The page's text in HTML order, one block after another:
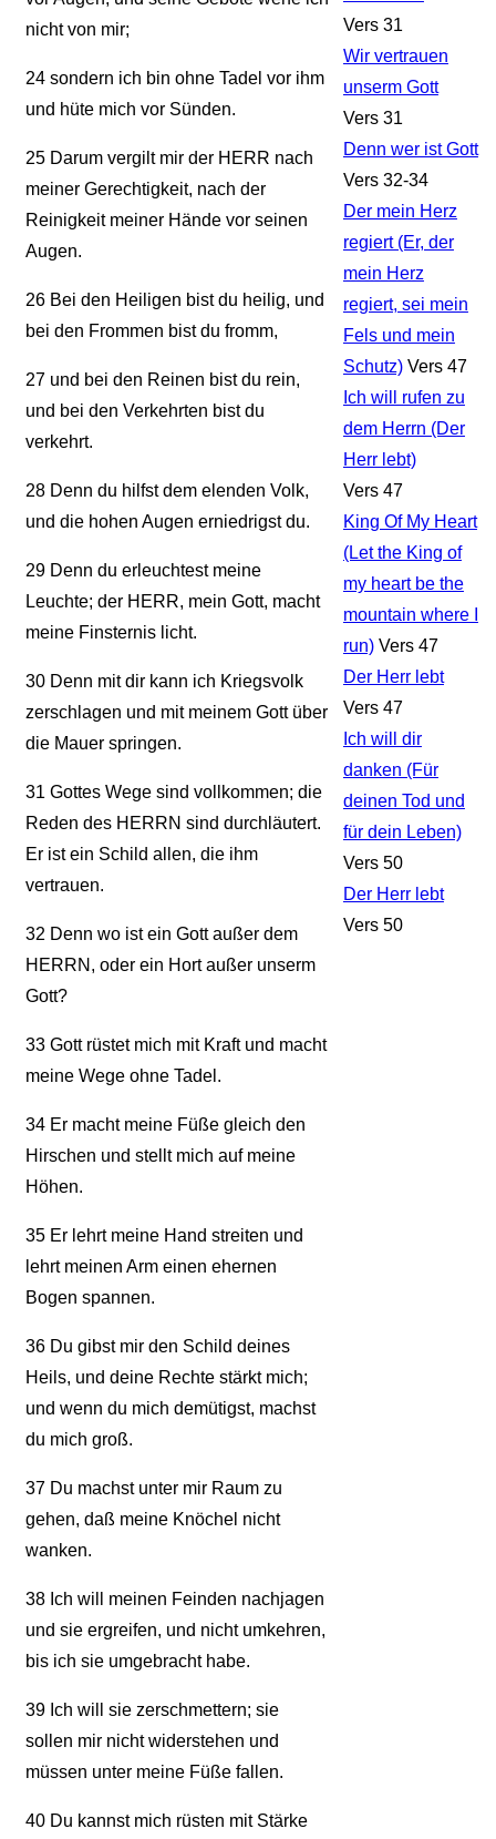
nicht von mir;
24sondern ich bin ohne Tadel vor ihm
und hüte mich vor Sünden.
25Darum vergilt mir der HERR nach
meiner Gerechtigkeit, nach der
Reinigkeit meiner Hände vor seinen
Augen.
26Bei den Heiligen bist du heilig, und
bei den Frommen bist du fromm,
27und bei den Reinen bist du rein,
und bei den Verkehrten bist du
verkehrt.
28Denn du hilfst dem elenden Volk,
und die hohen Augen erniedrigst du.
29Denn du erleuchtest meine
Leuchte; der HERR, mein Gott, macht
meine Finsternis licht.
30Denn mit dir kann ich Kriegsvolk
zerschlagen und mit meinem Gott über
die Mauer springen.
31 Gottes Wege sind vollkommen; die
Reden des HERRN sind durchläutert.
Er ist ein Schild allen, die ihm
vertrauen.
32 Denn wo ist ein Gott außer dem
HERRN, oder ein Hort außer unserm
Gott?
33Gott rüstet mich mit Kraft und macht
meine Wege ohne Tadel.
34Er macht meine Füße gleich den
Hirschen und stellt mich auf meine
Höhen.
35Er lehrt meine Hand streiten und
lehrt meinen Arm einen ehernen
Bogen spannen.
36Du gibst mir den Schild deines
Heils, und deine Rechte stärkt mich;
und wenn du mich demütigst, machst
du mich groß.
37Du machst unter mir Raum zu
gehen, daß meine Knöchel nicht
wanken.
38Ich will meinen Feinden nachjagen
und sie ergreifen, und nicht umkehren,
bis ich sie umgebracht habe.
39Ich will sie zerschmettern; sie
sollen mir nicht widerstehen und
müssen unter meine Füße fallen.
40Du kannst mich rüsten mit Stärke
Vers 31
Wir vertrauen
unserm Gott
Vers 31
Denn wer ist Gott
Vers 32-34
Der mein Herz
regiert (Er, der
mein Herz
regiert, sei mein
Fels und mein
Schutz) Vers 47
Ich will rufen zu
dem Herrn (Der
Herr lebt)
Vers 47
King Of My Heart
(Let the King of
my heart be the
mountain where I
run) Vers 47
Der Herr lebt
Vers 47
Ich will dir
danken (Für
deinen Tod und
für dein Leben)
Vers 50
Der Herr lebt
Vers 50